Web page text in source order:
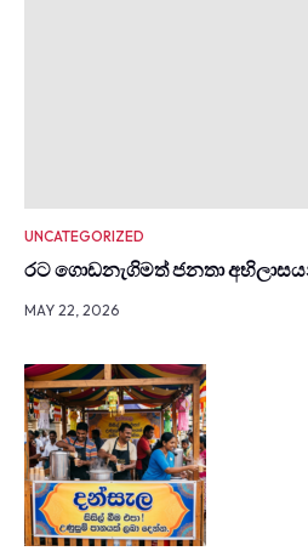
UNCATEGORIZED
රට ගොඩනැගිමත් ජනතා
MAY 22, 2026